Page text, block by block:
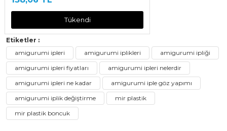
Tükendi
Etiketler :
amigurumi ipleri
amigurumi iplikleri
amigurumi ipliği
amigurumi ipleri fiyatları
amigurumi ipleri nelerdir
amigurumi ipleri ne kadar
amigurumi iple göz yapımı
amigurumi iplik değiştirme
mir plastik
mir plastik boncuk